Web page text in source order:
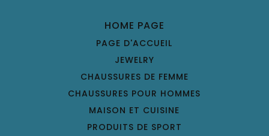
HOME PAGE
PAGE D'ACCUEIL
JEWELRY
CHAUSSURES DE FEMME
CHAUSSURES POUR HOMMES
MAISON ET CUISINE
PRODUITS DE SPORT